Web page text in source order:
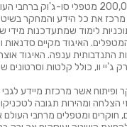
כיום מוערכים כ-200,000 מטפלי סו-ג'וק
מרכז את כל הידע והמחקר
לימוד שמתעדכנות מידי
האיגוד מקיים סדנאות
התנדבותית ענפה. האיגוד
ג'יי וו, כולל קלטות וסרטונים
אשר מרכזת מיידע לגבי
חוקרים ומטפלים מרחבי